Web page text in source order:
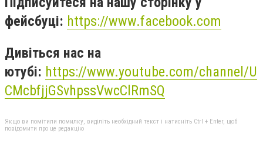
фейсбуці: https://www.facebook.com
Дивіться нас на
ютубі: https://www.youtube.com/channel/U
CMcbfjjGSvhpssVwcClRmSQ
Якщо ви помітили помилку, виділіть необхідний текст і натисніть Ctrl + Enter, щоб
повідомити про це редакцію